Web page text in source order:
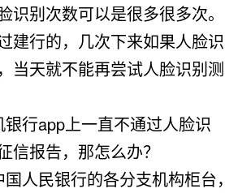
识别次数可以是很多很多次。
建行的，几次下来如果人脸识
当天就不能再尝试人脸识别测
行app上一直不通过人脸识
信报告，那怎么办？
人民银行的各分支机构柜台，